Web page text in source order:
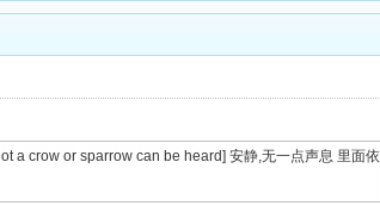
a crow or sparrow can be heard] 安静,无一点声息 里面依